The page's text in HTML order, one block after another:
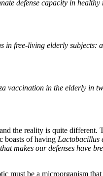
defense capacity in healthy
free-living elderly subjects:
vaccination in the elderly in
the reality is quite different.
boasts of having Lactobacillus
makes our defenses have
must be a microorganism that